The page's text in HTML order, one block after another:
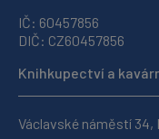
IČ: 60457856
DIČ: CZ60457856
Knihkupectví a
Václavské náměstí 34,